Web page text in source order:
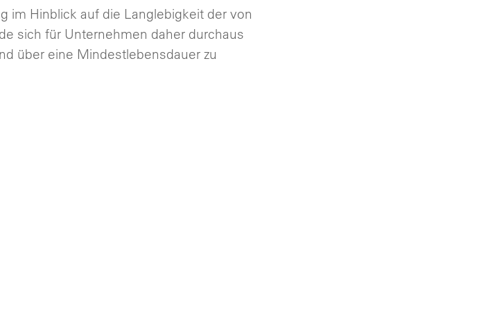
im Hinblick auf die Langlebigkeit der von
sich für Unternehmen daher durchaus
über eine Mindestlebensdauer zu